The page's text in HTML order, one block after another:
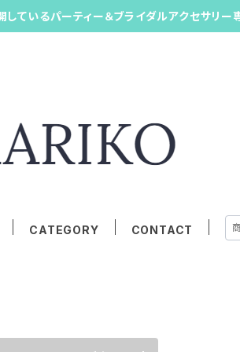
ているパーティー＆ブライダルアクセサリー
CATEGORY CONTACT